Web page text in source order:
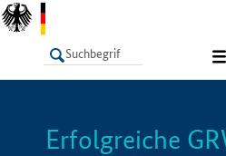
LISTE
Erfolgreiche